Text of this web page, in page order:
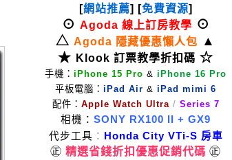
[網站推薦] [免費資源]
⊙ Agoda 線上訂房教學 ⊙
△ Agoda 隱藏優惠懶人包
▲
★ Klook 訂票教學折扣碼 ☆
手機： iPhone 15 Pro & iPhone 16 Pro
平板電腦： iPad Air & iPad mimi 6
配件： Apple Watch Ultra / Series 7
相機： SONY RX100 II
+ GX9
代步工具 ： Honda City VTi-S 房車
㊣ 精選省錢折扣優惠促銷代碼 ㊣